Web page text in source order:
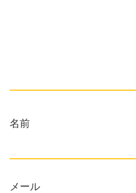
名前
メール